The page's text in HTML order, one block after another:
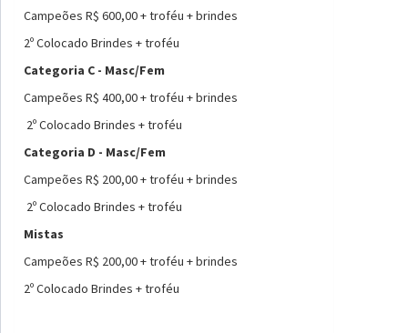
Campeões R$ 600,00 + troféu + brindes
2º Colocado Brindes + troféu
Categoria C - Masc/Fem
Campeões R$ 400,00 + troféu + brindes
2º Colocado Brindes + troféu
Categoria D - Masc/Fem
Campeões R$ 200,00 + troféu + brindes
2º Colocado Brindes + troféu
Mistas
Campeões R$ 200,00 + troféu + brindes
2º Colocado Brindes + troféu